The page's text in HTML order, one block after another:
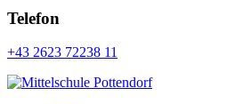
Telefon
+43 2623 72238 11